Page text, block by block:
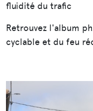
fluidité du trafic
Retrouvez l'album
cyclable et du feu